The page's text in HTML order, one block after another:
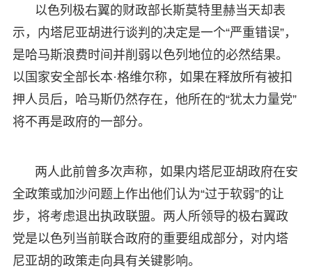
以色列极右翼的财政部长斯莫特里赫当天却表
示，内塔尼亚胡进行谈判的决定是一个“严重错误”，
是哈马斯浪费时间并削弱以色列地位的必然结果。
以国家安全部长本·格维尔称，如果在释放所有被扣
押人员后，哈马斯仍然存在，他所在的“犹太力量党”
将不再是政府的一部分。
两人此前曾多次声称，如果内塔尼亚胡政府在安
全政策或加沙问题上作出他们认为“过于软弱”的让
步，将考虑退出执政联盟。两人所领导的极右翼政
党是以色列当前联合政府的重要组成部分，对内塔
尼亚胡的政策走向具有关键影响。